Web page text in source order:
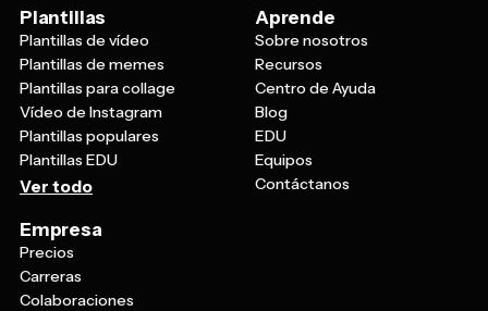
Plantillas
Plantillas de vídeo
Plantillas de memes
Plantillas para collage
Vídeo de Instagram
Plantillas populares
Plantillas EDU
Ver todo
Aprende
Sobre nosotros
Recursos
Centro de Ayuda
Blog
EDU
Equipos
Contáctanos
Empresa
Precios
Carreras
Colaboraciones